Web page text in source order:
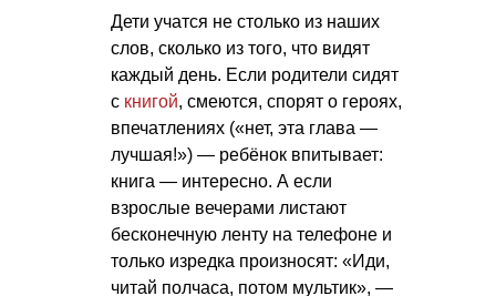
Дети учатся не столько из наших
слов, сколько из того, что видят
каждый день. Если родители сидят
с книгой, смеются, спорят о героях,
впечатлениях («нет, эта глава —
лучшая!») — ребёнок впитывает:
книга — интересно. А если
взрослые вечерами листают
бесконечную ленту на телефоне и
только изредка произносят: «Иди,
читай полчаса, потом мультик», —